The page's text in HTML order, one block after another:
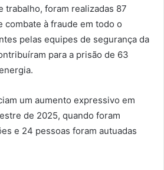
trabalho, foram realizadas 87
combate à fraude em todo o
pelas equipes de segurança da
para a prisão de 63
um aumento expressivo em
de 2025, quando foram
e 24 pessoas foram autuadas